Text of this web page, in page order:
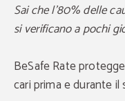
Sai che l’80% delle
si verificano a pochi
BeSafe Rate
cari prima e durante